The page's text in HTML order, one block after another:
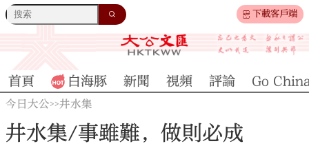
下載客戶端
首頁 白海豚 新聞 視頻 評論 Go
今日大公>>井水集
井水集/事雖難，做則必成